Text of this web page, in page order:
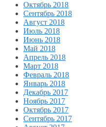
Октябрь 2018
Сентябрь 2018
Август 2018
Июль 2018
Июнь 2018
Май 2018
Апрель 2018
Март 2018
Февраль 2018
Январь 2018
Декабрь 2017
Ноябрь 2017
Октябрь 2017
Сентябрь 2017